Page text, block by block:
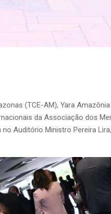
(TCE-AM), Yara
da Associação dos
Auditório Ministro Pereira